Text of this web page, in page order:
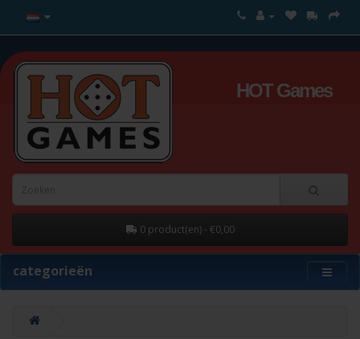
HOT Games
0 product(en) - €0,00
categorieën